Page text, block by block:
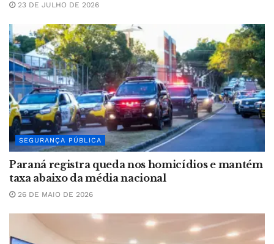
23 DE JULHO DE 2026
SEGURANÇA PÚBLICA
Paraná registra queda nos homicídios e mantém
taxa abaixo da média nacional
26 DE MAIO DE 2026